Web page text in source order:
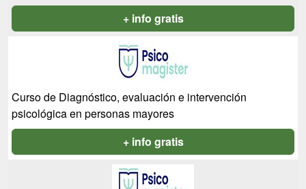
+ info gratis
Curso de Diagnóstico, evaluación e intervención
psicológica en personas mayores
+ info gratis